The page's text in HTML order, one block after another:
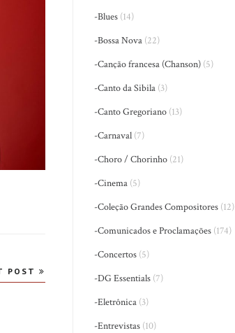
POST
-Blues (14)
-Bossa Nova (22)
-Canção francesa (Chanson) (5)
-Canto da Sibila (3)
-Canto Gregoriano (13)
-Carnaval (7)
-Choro / Chorinho (21)
-Cinema (5)
-Coleção Grandes Compositores (12)
-Comunicados e Proclamações (174)
-Concertos (5)
-DG Essentials (7)
-Eletrônica (3)
-Entrevistas (10)